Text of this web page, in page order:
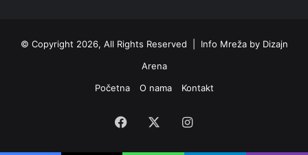
© Copyright 2026, All Rights Reserved | Info Mreža by Dizajn
Arena
Početna
O nama Kontakt
Facebook Instagram